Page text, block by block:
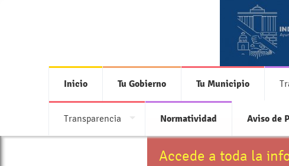
Inicio Tu Gobierno Tu Municipio
Transparencia Normatividad Aviso de
Accede a toda la